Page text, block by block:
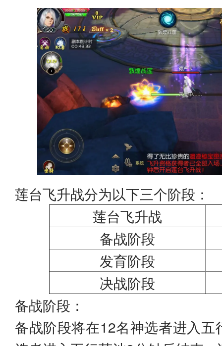
莲台飞升战分为以下三个阶段：
莲台飞升战
备战阶段
发育阶段
决战阶段
备战阶段：
备战阶段将在12名神选者进入